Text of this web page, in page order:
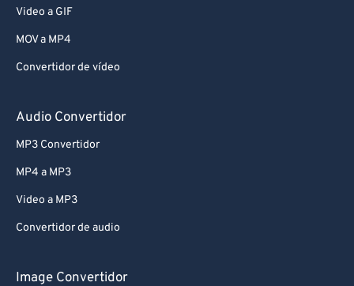
Video a GIF
MOV a MP4
Convertidor de vídeo
Audio Convertidor
MP3 Convertidor
MP4 a MP3
Video a MP3
Convertidor de audio
Image Convertidor